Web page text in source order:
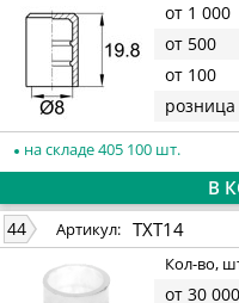
от 1 000
от 500
от 100
розница
на складе 405 100 шт.
В
44 Артикул: TXT14
Кол-во,
от 30 000